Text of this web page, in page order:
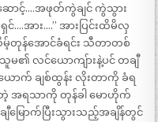
ောင့်….အဖုတ်ကွဲချင် ကွဲသွား
….အား….” အားပြင်းထိမိလှ
တုန်အောင်ခံရင်း သီတာတစ်
မ၏ လင်ယောကျ်ားနဲ့ပင် တချီ
ာက် ချစ်ထွန်း လိုးတာကို ခံရ
ရသာကို တုန်ခါ မောဟိုက်
မြောက်ပြီးသွားသည့်အချိန်တွင်